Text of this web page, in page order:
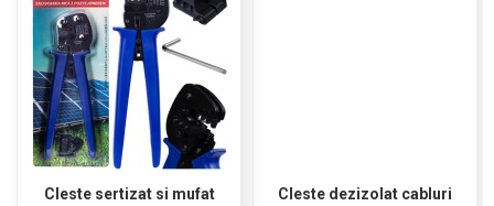
Cleste sertizat si mufat
Cleste dezizolat cabluri